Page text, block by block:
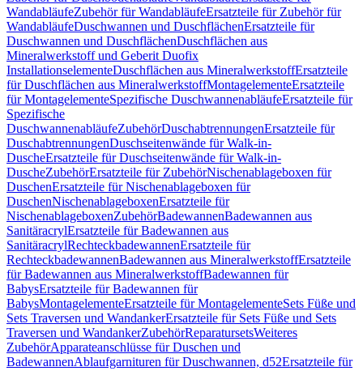
WandabläufeZubehör für WandabläufeErsatzteile für Zubehör für
WandabläufeDuschwannen und DuschflächenErsatzteile für
Duschwannen und DuschflächenDuschflächen aus
Mineralwerkstoff und Geberit Duofix
InstallationselementeDuschflächen aus MineralwerkstoffErsatzteile
für Duschflächen aus MineralwerkstoffMontagelementeErsatzteile
für MontagelementeSpezifische DuschwannenabläufeErsatzteile für
Spezifische
DuschwannenabläufeZubehörDuschabtrennungenErsatzteile für
DuschabtrennungenDuschseitenwände für Walk-in-
DuscheErsatzteile für Duschseitenwände für Walk-in-
DuscheZubehörErsatzteile für ZubehörNischenablageboxen für
DuschenErsatzteile für Nischenablageboxen für
DuschenNischenablageboxenErsatzteile für
NischenablageboxenZubehörBadewannenBadewannen aus
SanitäracrylErsatzteile für Badewannen aus
SanitäracrylRechteckbadewannenErsatzteile für
RechteckbadewannenBadewannen aus MineralwerkstoffErsatzteile
für Badewannen aus MineralwerkstoffBadewannen für
BabysErsatzteile für Badewannen für
BabysMontagelementeErsatzteile für MontagelementeSets Füße und
Sets Traversen und WandankerErsatzteile für Sets Füße und Sets
Traversen und WandankerZubehörReparatursetsWeiteres
ZubehörApparateanschlüsse für Duschen und
BadewannenAblaufgarnituren für Duschwannen, d52Ersatzteile für